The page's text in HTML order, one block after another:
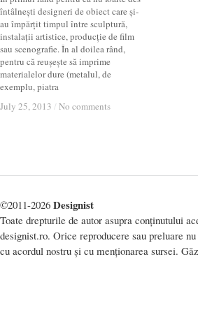
întâlnești designeri de obiect care și-
au împărțit timpul între sculptură,
instalații artistice, producție de film
sau scenografie. În al doilea rând,
pentru că reușește să imprime
materialelor dure (metalul, de
exemplu, piatra
July 25, 2013 / No comments
July 25, 2013 / No comments
©2011-2026 Designist
Toate drepturile de autor asupra conținutului
designist.ro. Orice reproducere sau preluare
cu acordul nostru și cu menționarea sursei.